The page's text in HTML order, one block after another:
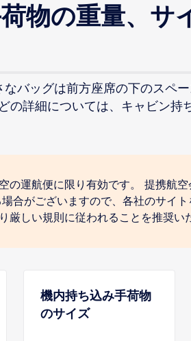
物の重量、サ
バッグは前方座席の下のスペ
詳細については、キャビン持
運航便に限り有効です。 提携航
合がございますので、各社のサイト
しい規則に従われることを推奨い
機内持ち込み手荷物
のサイズ